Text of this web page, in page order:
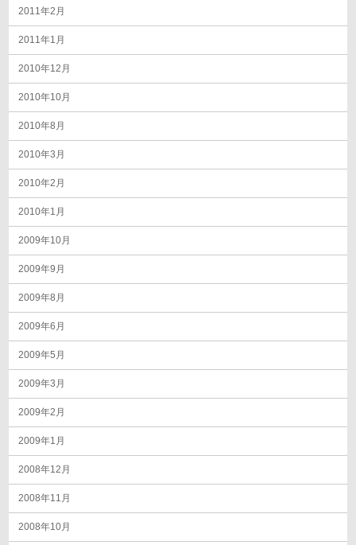
2011年2月
2011年1月
2010年12月
2010年10月
2010年8月
2010年3月
2010年2月
2010年1月
2009年10月
2009年9月
2009年8月
2009年6月
2009年5月
2009年3月
2009年2月
2009年1月
2008年12月
2008年11月
2008年10月